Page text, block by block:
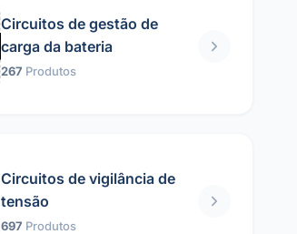
Circuitos de gestão de
carga da bateria
267 Produtos
Circuitos de vigilância de
tensão
697 Produtos